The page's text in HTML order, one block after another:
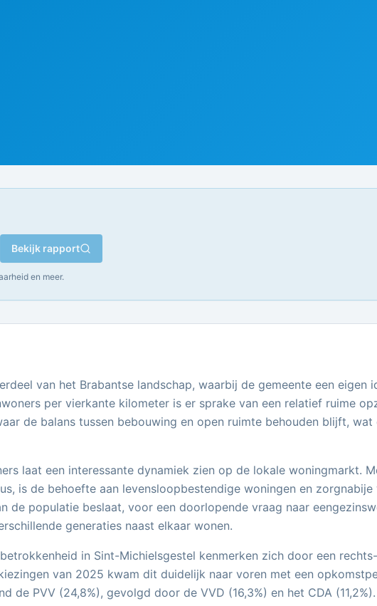
Bekijk rapport
en meer.
van het Brabantse landschap, waarbij de gemeente een
per vierkante kilometer is er sprake van een relatief ruime
de balans tussen bebouwing en open ruimte behouden blijft,
laat een interessante dynamiek zien op de lokale woningmarkt.
is de behoefte aan levensloopbestendige woningen en
de populatie beslaat, voor een doorlopende vraag naar
generaties naast elkaar wonen.
in Sint-Michielsgestel kenmerken zich door een
van 2025 kwam dit duidelijk naar voren met een
de PVV (24,8%), gevolgd door de VVD (16,3%) en het CDA